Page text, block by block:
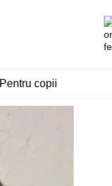
Pentru copii